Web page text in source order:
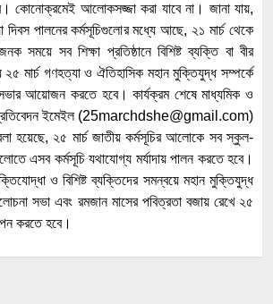
কোনোক্রমেই আলোকসজ্জা করা যাবে না। জানা যায়,
দিবস পালনের কর্মসূচিগুলোর মধ্যে আছে, ২১ মার্চ থেকে
সময়ে সব শিক্ষা প্রতিষ্ঠানে বিশিষ্ট ব্যক্তি বা বীর
২৫ মার্চ গণহত্যা ও ঐতিহাসিক মহান মুক্তিযুদ্ধ সম্পর্কে
আয়োজন করতে হবে। কার্যক্রম শেষে মাধ্যমিক ও
প্রতিবেদন ইমেইল (25marchdshe@gmail.com)
হয়েছে, ২৫ মার্চ জাতীয় কর্মসূচির আলোকে সব স্কুল-
এসব কর্মসূচি যথাযোগ্য মর্যাদায় পালন করতে হবে।
ও বিশিষ্ট ব্যক্তিদের সমন্বয়ে মহান মুক্তিযুদ্ধ
সভা এবং রমজান মাসের পবিত্রতা বজায় রেখে ২৫
করতে হবে।